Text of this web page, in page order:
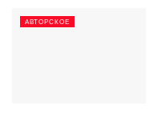
АВТОРСКОЕ